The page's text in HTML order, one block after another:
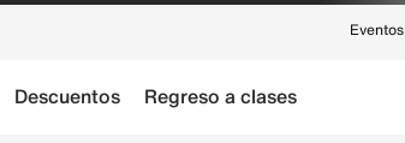
Eventos
Descuentos Regreso a clases